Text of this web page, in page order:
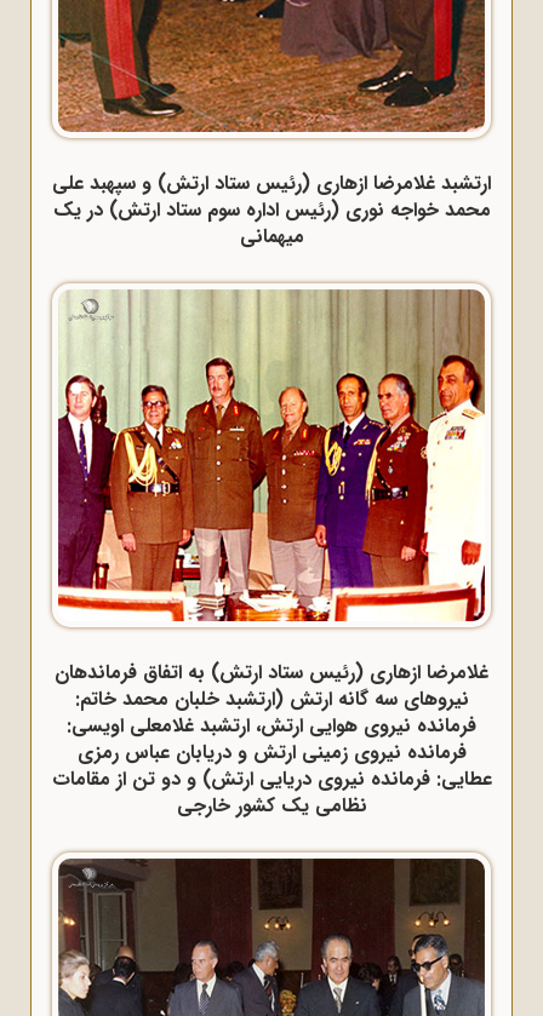
ارتشبد غلامرضا ازهاری (رئیس ستاد ارتش) و سپهبد علی
محمد خواجه نوری (رئیس اداره سوم ستاد ارتش) در یک
میهمانی
غلامرضا ازهاری (رئیس ستاد ارتش) به اتفاق فرماندهان
نیروهای سه گانه ارتش (ارتشبد خلبان محمد خاتم:
فرمانده نیروی هوایی ارتش، ارتشبد غلامعلی اویسی:
فرمانده نیروی زمینی ارتش و دریابان عباس رمزی
عطایی: فرمانده نیروی دریایی ارتش) و دو تن از مقامات
نظامی یک کشور خارجی